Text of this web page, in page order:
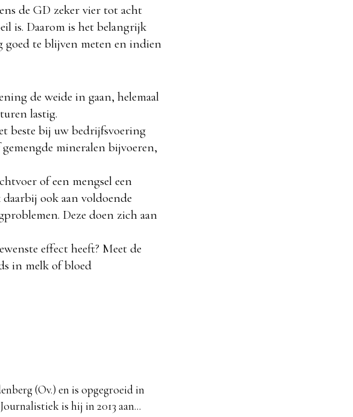
de GD zeker vier tot acht
is. Daarom is het belangrijk
goed te blijven meten en indien
de weide in gaan, helemaal
lastig.
beste bij uw bedrijfsvoering
mineralen bijvoeren,
of een mengsel een
ook aan voldoende
Deze doen zich aan
effect heeft? Meet de
in melk of bloed
(Ov.) en is opgegroeid in
is hij in 2013 aan...